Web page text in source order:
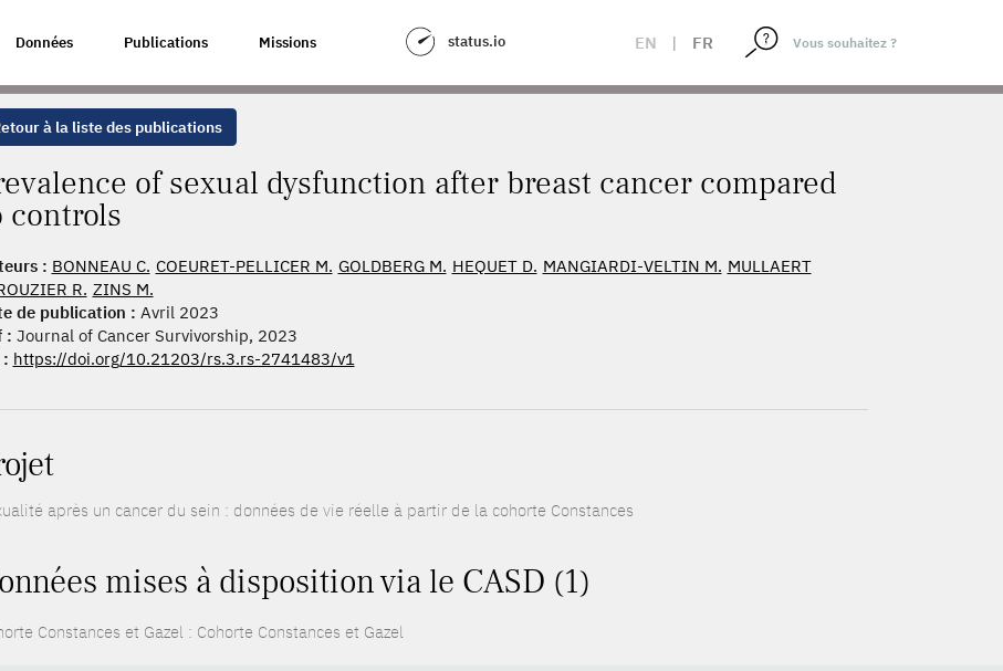
Données Publications Missions status.io EN | FR
DYSFUNCTION AFTER BREAST CANCER COMPARED TO CONTROLS
à la liste des publications
of sexual dysfunction after breast cancer compared
controls
: BONNEAU C. COEURET-PELLICER M. GOLDBERG M. HEQUET D. MANGIARDI-VELTIN M. MULLAERT
R. ZINS M.
de publication : Avril 2023
: Journal of Cancer Survivorship, 2023
: https://doi.org/10.21203/rs.3.rs-2741483/v1
après un cancer du sein : données de vie réelle à partir de la cohorte Constances
mises à disposition via le CASD (1)
Constances et Gazel : Cohorte Constances et Gazel